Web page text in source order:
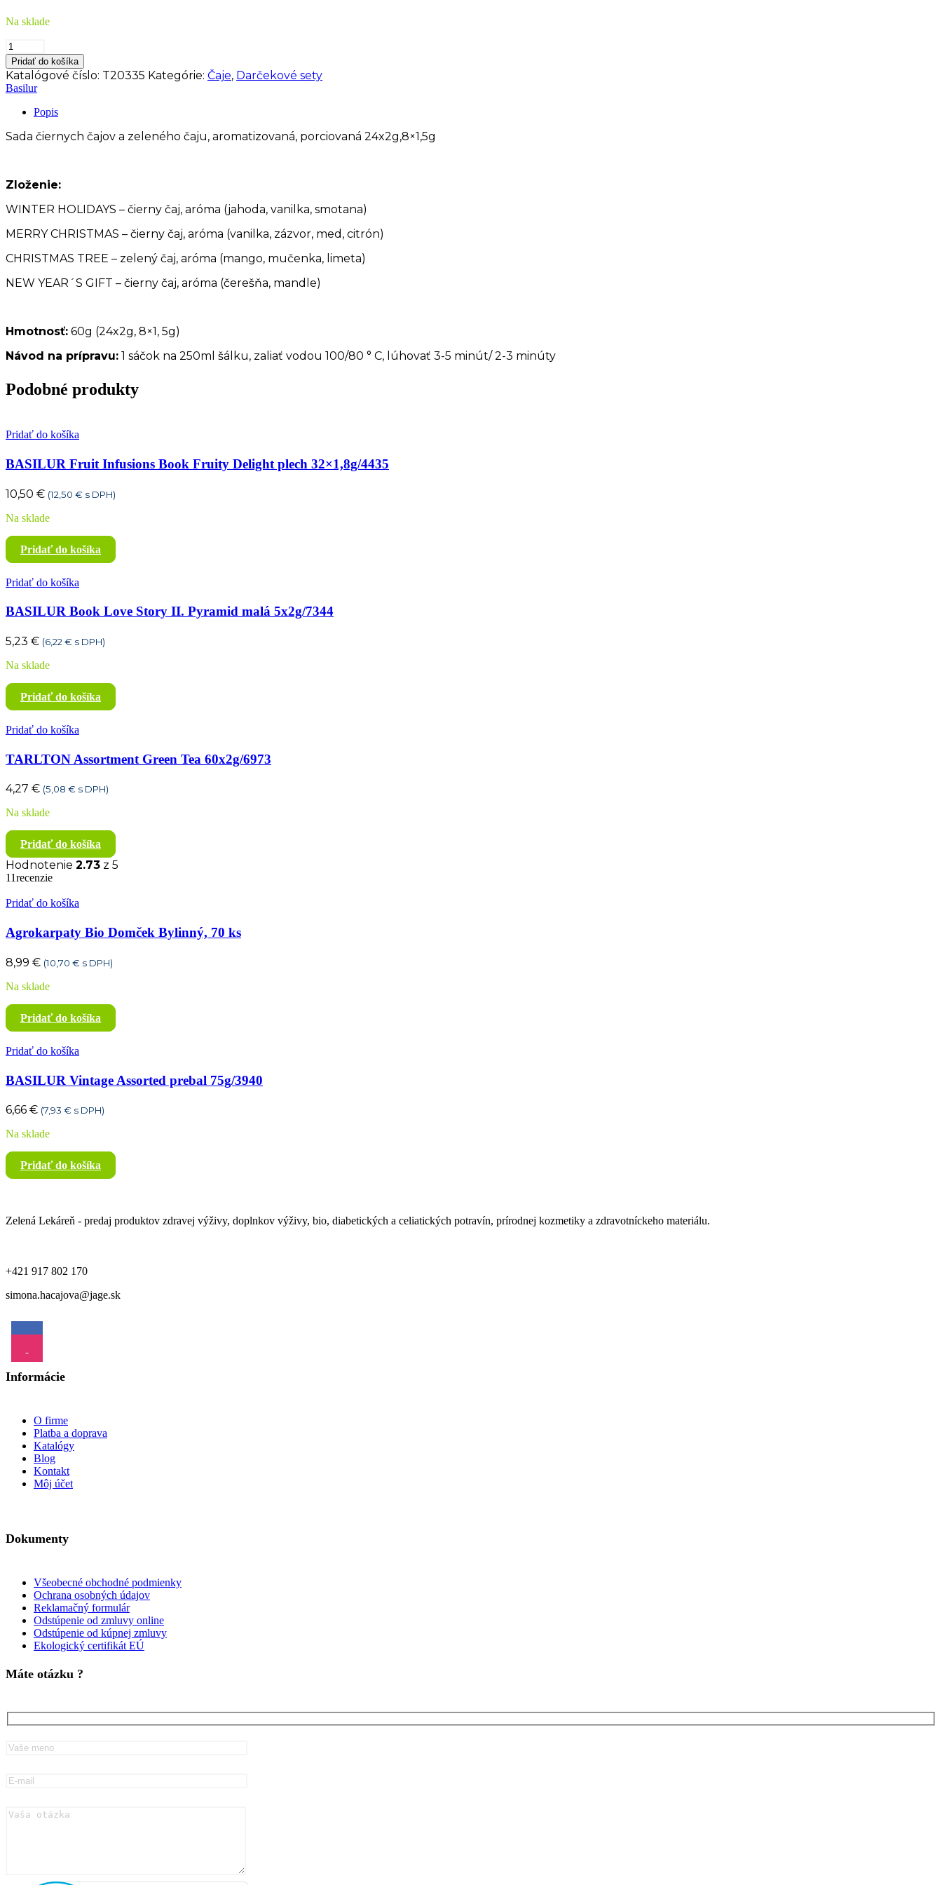
Na sklade
množstvo
BASILUR
Vintage
Book
Assorted
sáčků/4437
Pridať do košíka
Katalógové číslo: T20335 Kategórie: Čaje, Darčekové sety
Basilur
Popis
Sada čiernych čajov a zeleného čaju, aromatizovaná, porciovaná 24x2g,8×1,5g
Zloženie:
WINTER HOLIDAYS – čierny čaj, aróma (jahoda, vanilka, smotana)
MERRY CHRISTMAS – čierny čaj, aróma (vanilka, zázvor, med, citrón)
CHRISTMAS TREE – zelený čaj, aróma (mango, mučenka, limeta)
NEW YEAR´S GIFT – čierny čaj, aróma (čerešňa, mandle)
Hmotnosť: 60g (24x2g, 8×1, 5g)
Návod na prípravu: 1 sáčok na 250ml šálku, zaliať vodou 100/80 ° C, lúhovať 3-5 minút/ 2-3 minúty
Podobné produkty
Pridať do košíka
BASILUR Fruit Infusions Book Fruity Delight plech 32×1,8g/4435
10,50 € (12,50 € s DPH)
Na sklade
Pridať do košíka
Pridať do košíka
BASILUR Book Love Story II. Pyramid malá 5x2g/7344
5,23 € (6,22 € s DPH)
Na sklade
Pridať do košíka
Pridať do košíka
TARLTON Assortment Green Tea 60x2g/6973
4,27 € (5,08 € s DPH)
Na sklade
Pridať do košíka
Hodnotenie 2.73 z 5
11recenzie
Pridať do košíka
Agrokarpaty Bio Domček Bylinný, 70 ks
8,99 € (10,70 € s DPH)
Na sklade
Pridať do košíka
Pridať do košíka
BASILUR Vintage Assorted prebal 75g/3940
6,66 € (7,93 € s DPH)
Na sklade
Pridať do košíka
Zelená Lekáreň - predaj produktov zdravej výživy, doplnkov výživy, bio, diabetických a celiatických potravín, prírodnej kozmetiky a zdravotníckeho materiálu.
+421 917 802 170
simona.hacajova@jage.sk
Informácie
O firme
Platba a doprava
Katalógy
Blog
Kontakt
Môj účet
Dokumenty
Všeobecné obchodné podmienky
Ochrana osobných údajov
Reklamačný formulár
Odstúpenie od zmluvy online
Odstúpenie od kúpnej zmluvy
Ekologický certifikát EÚ
Máte otázku ?